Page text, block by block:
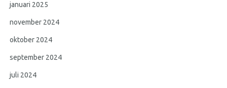
januari 2025
november 2024
oktober 2024
september 2024
juli 2024